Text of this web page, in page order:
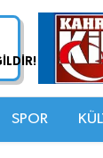
SPOR